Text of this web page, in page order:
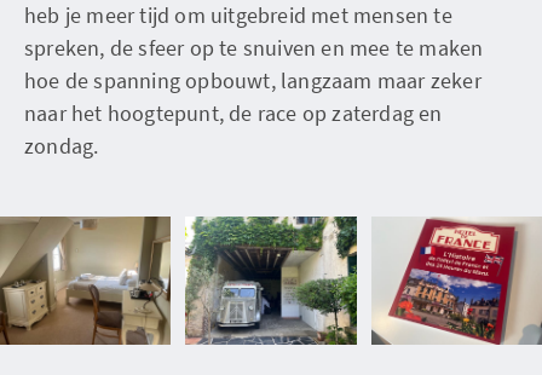
heb je meer tijd om uitgebreid met mensen te
spreken, de sfeer op te snuiven en mee te maken
hoe de spanning opbouwt, langzaam maar zeker
naar het hoogtepunt, de race op zaterdag en
zondag.